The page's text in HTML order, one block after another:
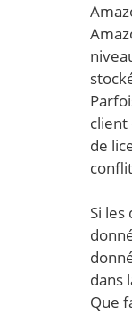
client
de
Si
dans
Que